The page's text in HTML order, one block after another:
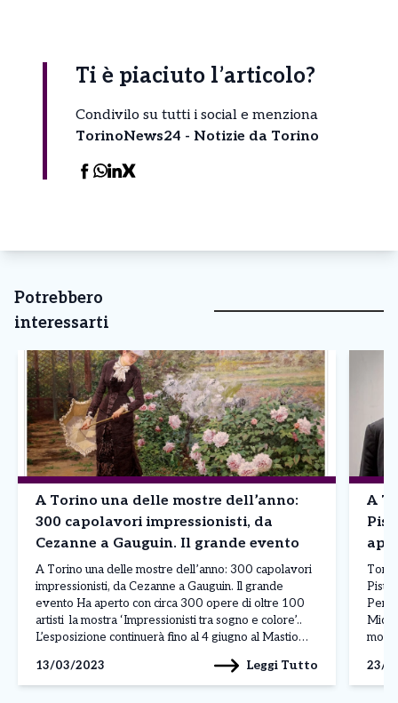
Ti è piaciuto l’articolo?
Condivilo su tutti i social e menziona
TorinoNews24 - Notizie da Torino
Potrebbero
interessarti
A Torino una delle mostre dell’anno:
300 capolavori impressionisti, da
Cezanne a Gauguin. Il grande evento
A Torino una delle mostre dell’anno: 300 capolavori
impressionisti, da Cezanne a Gauguin. Il grande
evento Ha aperto con circa 300 opere di oltre 100
artisti la mostra ‘Impressionisti tra sogno e colore’..
L’esposizione continuerà fino al 4 giugno al Mastio
da Difesa Servizi. Al vernissage era presente il […]
13/03/2023 Leggi Tutto
A
Per
si
23/